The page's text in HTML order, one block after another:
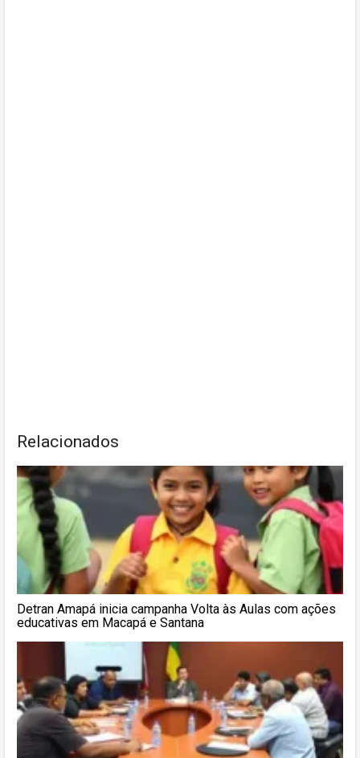
Relacionados
Detran Amapá inicia campanha Volta às Aulas com ações
educativas em Macapá e Santana